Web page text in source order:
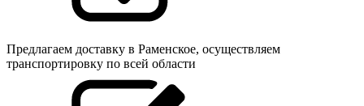
Предлагаем доставку в Раменское, осуществляем
транспортировку по всей области